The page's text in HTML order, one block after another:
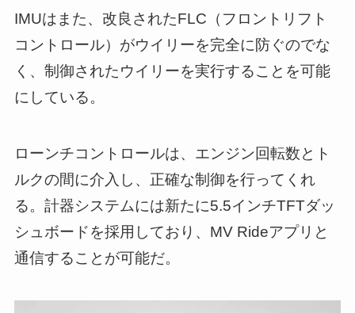
IMUはまた、改良されたFLC（フロントリフト
コントロール）がウイリーを完全に防ぐのでな
く、制御されたウイリーを実行することを可能
にしている。
ローンチコントロールは、エンジン回転数とト
ルクの間に介入し、正確な制御を行ってくれ
る。計器システムには新たに5.5インチTFTダッ
シュボードを採用しており、MV Rideアプリと
通信することが可能だ。